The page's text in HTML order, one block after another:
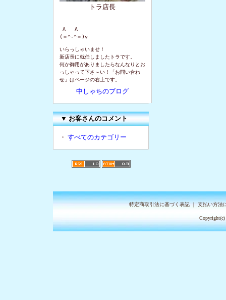
トラ店長
Λ   Λ
(＝^-^＝)v
いらっしゃいませ！
新店長に就任しましたトラです。
何か御用がありましたらなんなりとお
っしゃって下さ～い！「お問い合わ
せ」はページの右上です。
中しゃちのブログ
▼お客さんのコメント
・ すべてのカテゴリー
特定商取引法に基づく表記｜支払い方法